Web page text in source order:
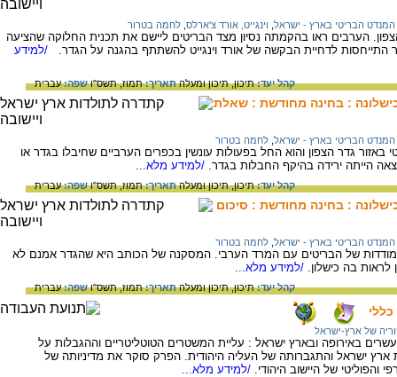
המנדט הבריטי בארץ - ישראל וינגייט, אורד צ'ארלס לחמה בטרור
הערבים ראו בהקמתה נסיון מצד הבריטים ליישם את תכנית החלוקה שהציעה
התייחסות לדחיית הבקשה של אורד וינגייט להשתתף בהגנה על הגדר.
/למידע
קהל יעד:תיכון,תיכון ומעלהתאריך:תמוז, תשס"ושפה:עברית
: בחינה מחודשת : שאלת
המנדט הבריטי בארץ - ישראל לחמה בטרור
הבריטי באזור גדר הצפון והוא החל בפעולות עונשין בכפרים הערביים שחיבלו בגדר או
הייתה ירידה בהיקף החבלות בגדר. /למידע מלא...
קהל יעד:תיכון,תיכון ומעלהתאריך:תמוז, תשס"ושפה:עברית
: בחינה מחודשת : סיכום
המנדט הבריטי בארץ - ישראל לחמה בטרור
של הבריטים עם המרד הערבי. המסקנה של הכותב היא שהגדר אמנם לא
בה כישלון. /למידע מלא...
קהל יעד:תיכון,תיכון ומעלהתאריך:תמוז, תשס"ושפה:עברית
של ארץ-ישראל
באירופה ובארץ ישראל : עליית המשטרים הטוטליטריים וההגבלות על
ישראל והתגברותה של העליה היהודית. הפרק סוקר את מדיניותה של
והפוליטי של היישוב היהודי. /למידע מלא...